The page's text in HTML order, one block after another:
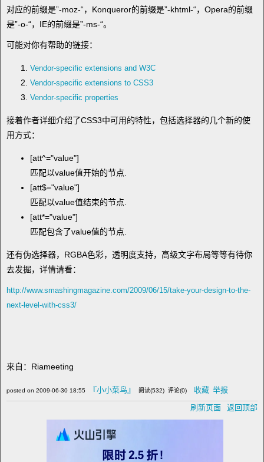
对应的前缀是”-moz-“，Konqueror的前缀是”-khtml-“，Opera的前缀
是”-o-“，IE的前缀是”-ms-“。
可能对你有帮助的链接：
Vendor-specific extensions and W3C
Vendor-specific extensions to CSS3
Vendor-specific properties
接着作者详细介绍了CSS3中可用的特性，包括选择器的几个新的使
用方式：
[att^="value"]
匹配以value值开始的节点.
[att$="value"]
匹配以value值结束的节点.
[att*="value"]
匹配包含了value值的节点.
还有伪选择器，RGBA色彩，透明度支持，高级文字布局等等有待你
去发掘，详情请看：
http://www.smashingmagazine.com/2009/06/15/take-your-design-to-the-
next-level-with-css3/
来自：Riameeting
posted on 2009-06-30 18:55 『小小菜鸟』 阅读(532) 评论(0) 收藏 举报
刷新页面
返回顶部